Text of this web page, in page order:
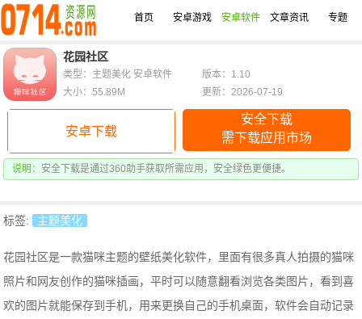
首页 安卓游戏 安卓软件 文章资讯 专题
花园社区
安卓下载
安全下载
需下载应用市场
说明： 安全下载是通过360助手获取所需应用，安全绿色更便捷。
类型：主题美化 安卓软件
版本：1.10
大小：55.89M
更新：2026-07-19
标签: 主题美化
花园社区是一款猫咪主题的壁纸美化软件，里面有很多真人拍摄的猫咪
照片和网友创作的猫咪插画，平时可以随意翻看浏览各类图片，看到喜
欢的图片就能保存到手机，用来更换自己的手机桌面，软件会自动记录